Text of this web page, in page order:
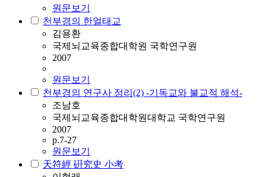
원문보기
천부경의 한얼태교
김용환
국제뇌교육종합대학원 국학연구원
2007
원문보기
천부경의 연구사 정리(2) -기독교와 불교적 해석-
조남호
국제뇌교육종합대학원대학교 국학연구원
2007
p.7-27
원문보기
天符經 硏究史 小考